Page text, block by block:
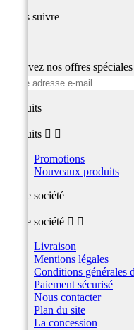
Nous suivre
Recevez nos offres spéciales
produits
produits  
Promotions
Nouveaux produits
Notre société
Notre société  
Livraison
Mentions légales
Conditions générales
Paiement sécurisé
Nous contacter
Plan du site
La concession